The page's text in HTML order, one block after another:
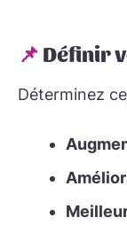
📌 Définir
Déterminez